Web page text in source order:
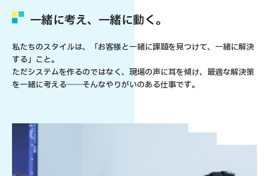
一緒に考え、一緒に動く。
私たちのスタイルは、「お客様と一緒に課題を見つけて、一緒に解決
する」こと。
ただシステムを作るのではなく、現場の声に耳を傾け、最適な解決策
を一緒に考える――そんなやりがいのある仕事です。